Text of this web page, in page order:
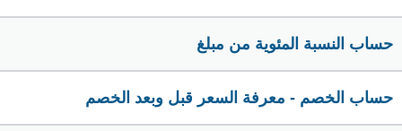
حساب النسبة المئوية من مبلغ
حساب الخصم - معرفة السعر قبل وبعد الخصم